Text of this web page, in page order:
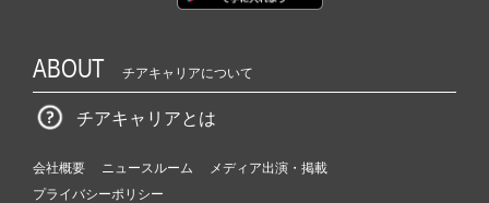
ABOUT チアキャリアについて
チアキャリアとは
会社概要 ニュースルーム
メディア出演・掲載
プライバシーポリシー